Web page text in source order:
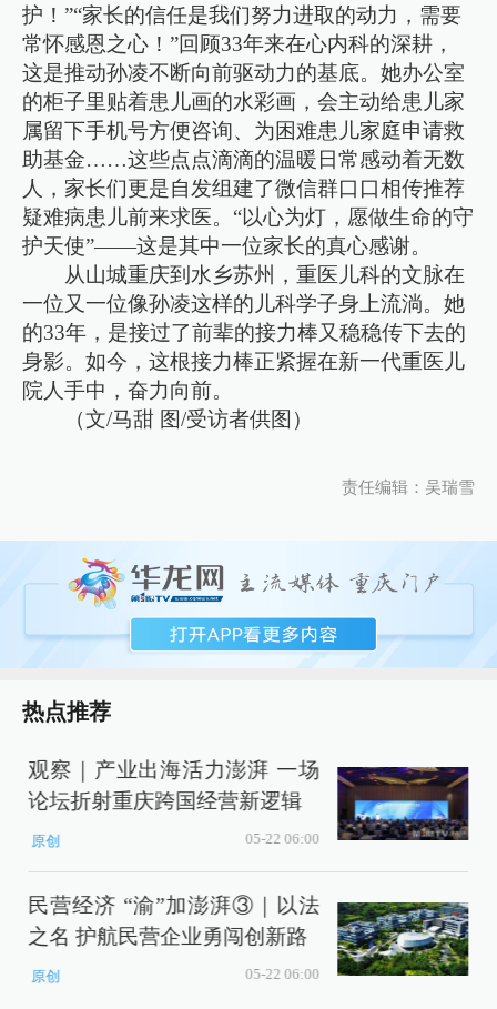
护！”“家长的信任是我们努力进取的动力，需要
常怀感恩之心！”回顾33年来在心内科的深耕，
这是推动孙凌不断向前驱动力的基底。她办公室
的柜子里贴着患儿画的水彩画，会主动给患儿家
属留下手机号方便咨询、为困难患儿家庭申请救
助基金……这些点点滴滴的温暖日常感动着无数
人，家长们更是自发组建了微信群口口相传推荐
疑难病患儿前来求医。“以心为灯，愿做生命的守
护天使”——这是其中一位家长的真心感谢。
从山城重庆到水乡苏州，重医儿科的文脉在
一位又一位像孙凌这样的儿科学子身上流淌。她
的33年，是接过了前辈的接力棒又稳稳传下去的
身影。如今，这根接力棒正紧握在新一代重医儿
院人手中，奋力向前。
（文/马甜 图/受访者供图）
责任编辑：吴瑞雪
热点推荐
观察｜产业出海活力澎湃 一场
论坛折射重庆跨国经营新逻辑
原创 05-22 06:00
民营经济 “渝”加澎湃③｜以法
之名 护航民营企业勇闯创新路
原创 05-22 06:00